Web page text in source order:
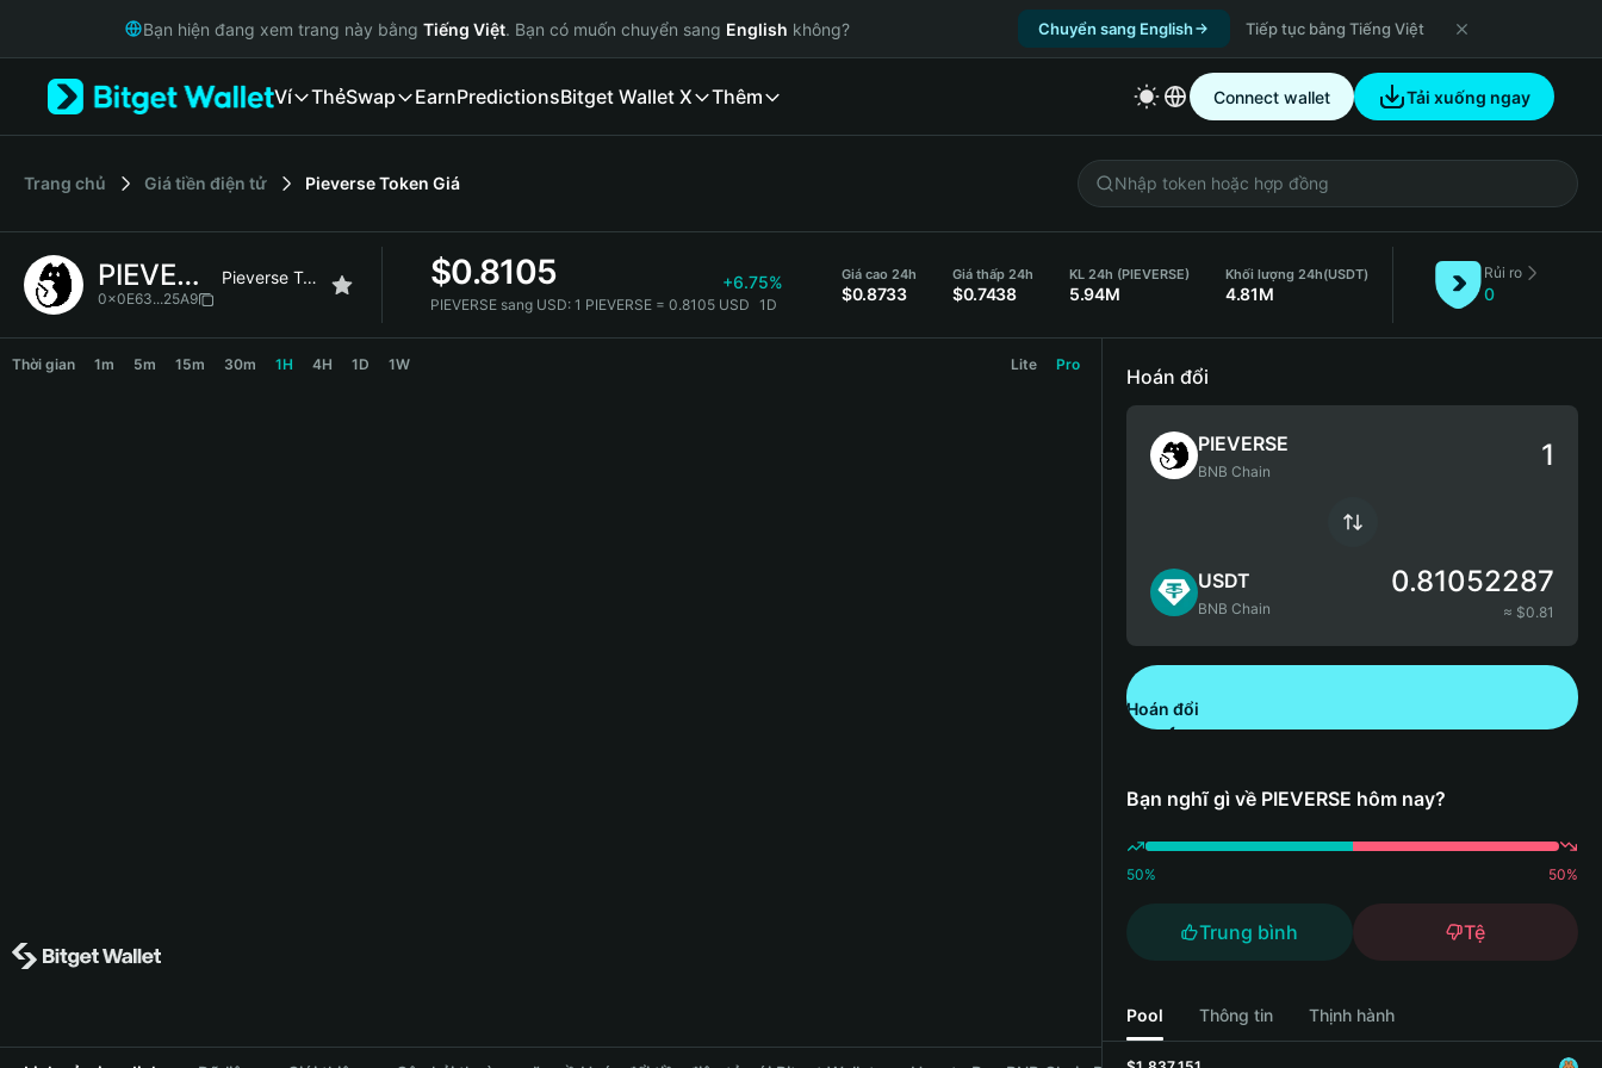
Русский
Italiano
简体中文
繁體中文
Bahasa Indonesia
Bạn hiện đang xem trang này bằng Tiếng Việt. Bạn có muốn chuyển sang English không? Chuyển sang English Tiếp tục bằng Tiếng Việt
Ví ThẻSwap EarnPredictionsBitget Wallet X Thêm Connect wallet Tải xuống ngay
‌Trang chủ Giá tiền điện tử Pieverse Token Giá
PIEVERSE Pieverse Token
0x0E63...25A9
$0.8105 +6.75%
PIEVERSE sang USD: 1 PIEVERSE = 0.8105 USD 1D
Giá cao 24h
$0.8733
Giá thấp 24h
$0.7438
KL 24h (PIEVERSE)
5.94M
Khối lượng 24h(USDT)
4.81M
Rủi ro
0
PIEVERSE Price Chart
Thời gian 1m 5m 15m 30m 1H 4H 1D 1W Lite Pro
Hoán đổi
PIEVERSE
BNB Chain
USDT
BNB Chain
0.81052287
≈ $0.81
Hoán đổi
Bạn nghĩ gì về PIEVERSE hôm nay?
50% 50%
Trung bình Tệ
Pool Thông tin Thịnh hành